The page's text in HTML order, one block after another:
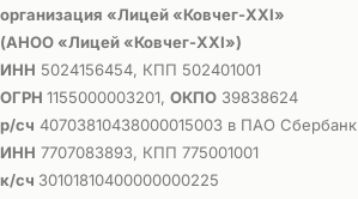
организация «Лицей «Ковчег-ХХI»
(АНОО «Лицей «Ковчег-ХХI»)
ИНН 5024156454, КПП 502401001
ОГРН 1155000003201, ОКПО 39838624
р/сч 40703810438000015003 в ПАО Сбербанк
ИНН 7707083893, КПП 775001001
к/сч 30101810400000000225